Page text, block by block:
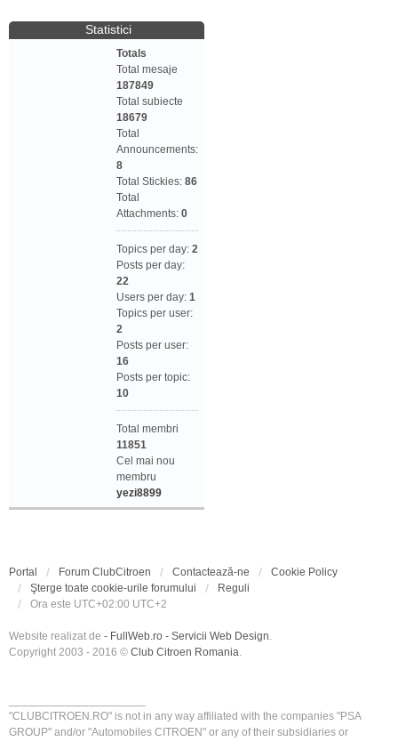
Statistici
Totals
Total mesaje
187849
Total subiecte
18679
Total
Announcements:
8
Total Stickies: 86
Total
Attachments: 0
Topics per day: 2
Posts per day:
22
Users per day: 1
Topics per user:
2
Posts per user:
16
Posts per topic:
10
Total membri
11851
Cel mai nou
membru
yezi8899
Portal Forum ClubCitroen Contactează-ne
Cookie Policy
Şterge toate cookie-urile forumului
Reguli
Ora este UTC+02:00 UTC+2
Website realizat de - FullWeb.ro - Servicii Web Design.
Copyright 2003 - 2016 © Club Citroen Romania.
"CLUBCITROEN.RO" is not in any way affiliated with the companies "PSA
GROUP" and/or "Automobiles CITROEN" or any of their subsidiaries or